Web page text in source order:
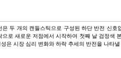
은 두 개의 캔들스틱으로 구성된 하단 반전 신
으로 새로운 저점에서 시작하여 첫째 날 검정색
은 시장 심리 변화와 하락 추세의 반전을 나타낼